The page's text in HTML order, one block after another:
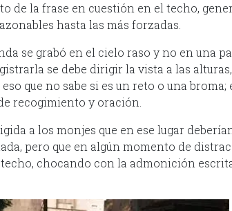
de la frase en cuestión en el techo,
hasta las más forzadas.
se grabó en el cielo raso y no en una
se debe dirigir la vista a las
que no sabe si es un reto o una broma;
recogimiento y oración.
a los monjes que en ese lugar
pero que en algún momento de
chocando con la admonición